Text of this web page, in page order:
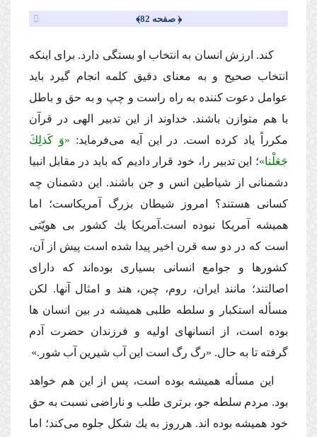
﴿ صفحه 82﴾
كند. ارزش انسان به انتخاب او بستگى دارد. براى اینكه
انتخاب صحیح و به معناى دقیق كلمه انجام گیرد باید
عوامل دعوت كننده به راه راست و چپ و به حق و باطل
با هم متوازن باشند. خداوند از این تدبیر الهى در قرآن
مكرراً یاد كرده است. در این آیه‌ مى‌فرماید: «وَ كَذلِكَ
جَعَلْنا»؛ این تدبیر را، خود قرار دادیم كه باید در مقابل انبیا
دشمنانى از شیاطین انس و جن باشند. این دشمنان چه
كسانى هستند؟ امروز شیطان بزرگ آمریكاست؛ اما
همیشه آمریكا نبوده است.آمریكا یك كشور بى هویّتى
است كه در دو سه قرن اخیر پیدا شده است پیش از آن،
كشورها و جوامع انسانى بسیارى بوده‌اند كه داراى
اصالتند؛ مانند ایران، روم، چین، هند و امثال آنها. لكن
مسأله استكبار و سلطه طلبى همیشه در بین انسان ها
بوده است، از انسانهاى اولیه و فرزندان حضرت آدم
گرفته تا به حال. «رگ رگ است این آب شیرین آب شور.»
این مسأله همیشه بوده است، پس از این هم خواهد
بود. مردم سلطه جو، برترى طلب و ناراضى نسبت به حق
خود همیشه بوده اند. هرروز به یك شكل جلوه‌ مى‌كند؛ اما